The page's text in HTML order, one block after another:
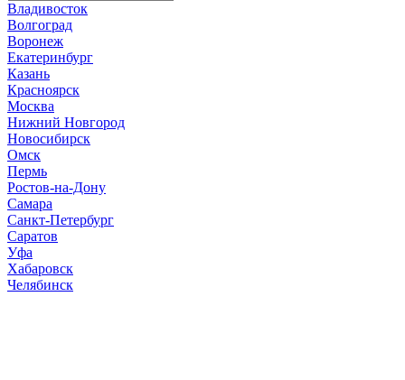
Владивосток
Волгоград
Воронеж
Екатеринбург
Казань
Красноярск
Москва
Нижний Новгород
Новосибирск
Омск
Пермь
Ростов-на-Дону
Самара
Санкт-Петербург
Саратов
Уфа
Хабаровск
Челябинск